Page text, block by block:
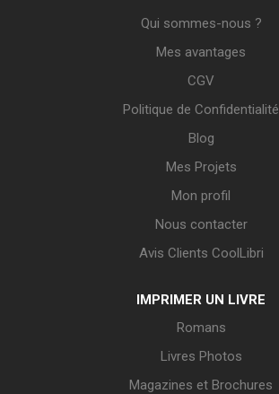
Qui sommes-nous ?
Mes avantages
CGV
Politique de Confidentialité
Blog
Mes Projets
Mon profil
Nous contacter
Avis Clients CoolLibri
IMPRIMER UN LIVRE
Romans
Livres Photos
Magazines et Brochures